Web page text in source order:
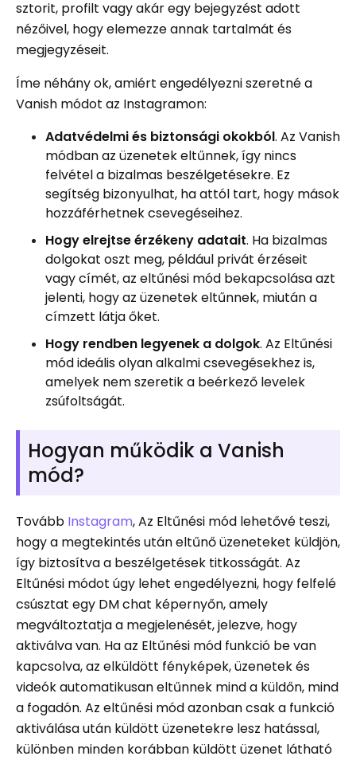
sztorit, profilt vagy akár egy bejegyzést adott
nézőivel, hogy elemezze annak tartalmát és
megjegyzéseit.
Íme néhány ok, amiért engedélyezni szeretné a
Vanish módot az Instagramon:
Adatvédelmi és biztonsági okokból. Az Vanish
módban az üzenetek eltűnnek, így nincs
felvétel a bizalmas beszélgetésekre. Ez
segítség bizonyulhat, ha attól tart, hogy mások
hozzáférhetnek csevegéseihez.
Hogy elrejtse érzékeny adatait. Ha bizalmas
dolgokat oszt meg, például privát érzéseit
vagy címét, az eltűnési mód bekapcsolása azt
jelenti, hogy az üzenetek eltűnnek, miután a
címzett látja őket.
Hogy rendben legyenek a dolgok. Az Eltűnési
mód ideális olyan alkalmi csevegésekhez is,
amelyek nem szeretik a beérkező levelek
zsúfoltságát.
Hogyan működik a Vanish
mód?
Tovább Instagram, Az Eltűnési mód lehetővé teszi,
hogy a megtekintés után eltűnő üzeneteket küldjön,
így biztosítva a beszélgetések titkosságát. Az
Eltűnési módot úgy lehet engedélyezni, hogy felfelé
csúsztat egy DM chat képernyőn, amely
megváltoztatja a megjelenését, jelezve, hogy
aktiválva van. Ha az Eltűnési mód funkció be van
kapcsolva, az elküldött fényképek, üzenetek és
videók automatikusan eltűnnek mind a küldőn, mind
a fogadón. Az eltűnési mód azonban csak a funkció
aktiválása után küldött üzenetekre lesz hatással,
különben minden korábban küldött üzenet látható